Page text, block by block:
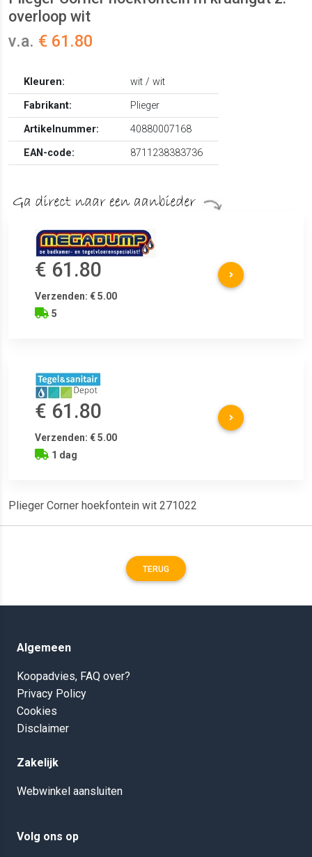
overloop wit
v.a. € 61.80
Kleuren:
wit / wit
Fabrikant:
Plieger
Artikelnummer:
40880007168
EAN-code:
8711238383736
€ 61.80
Verzenden: € 5.00
5
€ 61.80
Verzenden: € 5.00
1 dag
Plieger Corner hoekfontein wit 271022
TERUG
Algemeen
Koopadvies, FAQ over?
Privacy Policy
Cookies
Disclaimer
Zakelijk
Webwinkel aansluiten
Volg ons op